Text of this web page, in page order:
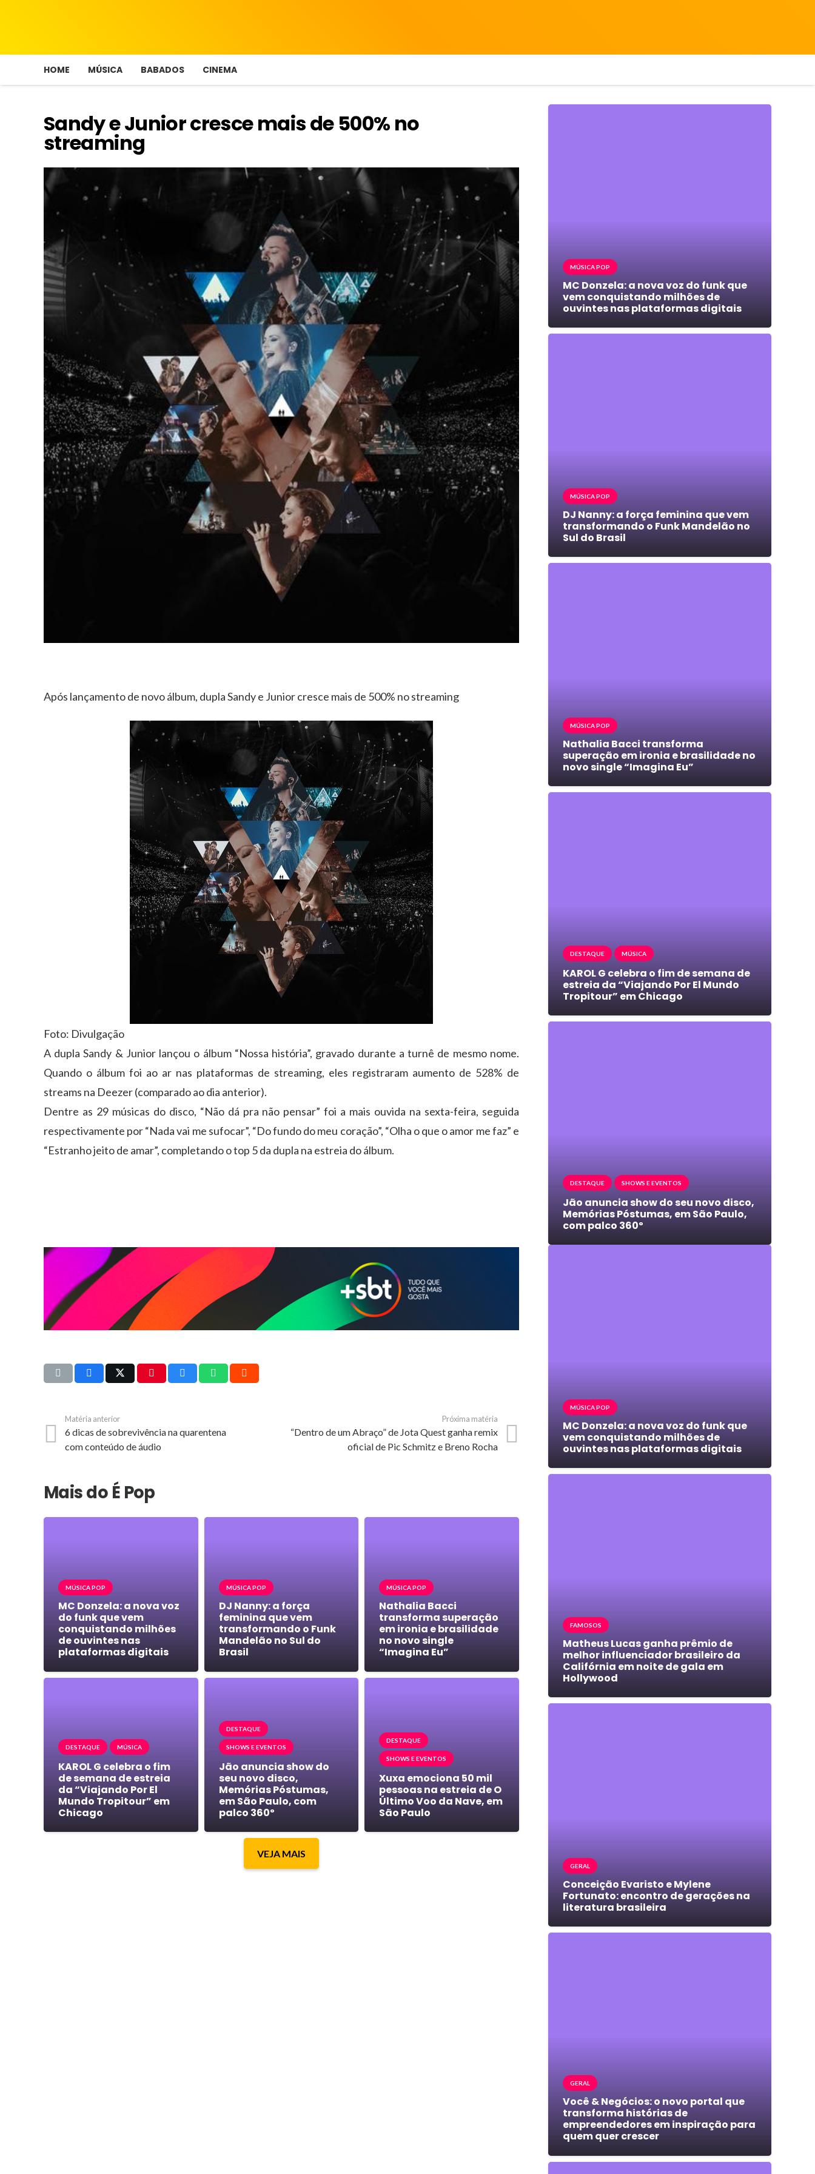
HOME MÚSICA BABADOS CINEMA
Sandy e Junior cresce mais de 500% no
streaming
Após lançamento de novo álbum, dupla Sandy e Junior cresce mais de 500% no streaming
Foto: Divulgação
A dupla Sandy & Junior lançou o álbum “Nossa história”, gravado durante a turnê de mesmo nome.
Quando o álbum foi ao ar nas plataformas de streaming, eles registraram aumento de 528% de
streams na Deezer (comparado ao dia anterior).
Dentre as 29 músicas do disco, “Não dá pra não pensar” foi a mais ouvida na sexta-feira, seguida
respectivamente por “Nada vai me sufocar”, “Do fundo do meu coração”, “Olha o que o amor me faz” e
“Estranho jeito de amar”, completando o top 5 da dupla na estreia do álbum.
Matéria anterior
6 dicas de sobrevivência na quarentena
com conteúdo de áudio
Próxima matéria
“Dentro de um Abraço” de Jota Quest ganha remix
oficial de Pic Schmitz e Breno Rocha
Mais do É Pop
MÚSICA POP
MC Donzela: a nova voz
do funk que vem
conquistando milhões
de ouvintes nas
plataformas digitais
MÚSICA POP
DJ Nanny: a força
feminina que vem
transformando o Funk
Mandelão no Sul do
Brasil
MÚSICA POP
Nathalia Bacci
transforma superação
em ironia e brasilidade
no novo single
“Imagina Eu”
DESTAQUE MÚSICA
KAROL G celebra o fim
de semana de estreia
da “Viajando Por El
Mundo Tropitour” em
Chicago
DESTAQUE
SHOWS E EVENTOS
Jão anuncia show do
seu novo disco,
Memórias Póstumas,
em São Paulo, com
palco 360º
DESTAQUE
SHOWS E EVENTOS
Xuxa emociona 50 mil
pessoas na estreia de O
Último Voo da Nave, em
São Paulo
VEJA MAIS
MÚSICA POP
MC Donzela: a nova voz do funk que
vem conquistando milhões de
ouvintes nas plataformas digitais
MÚSICA POP
DJ Nanny: a força feminina que vem
transformando o Funk Mandelão no
Sul do Brasil
MÚSICA POP
Nathalia Bacci transforma
superação em ironia e brasilidade no
novo single “Imagina Eu”
DESTAQUE MÚSICA
KAROL G celebra o fim de semana de
estreia da “Viajando Por El Mundo
Tropitour” em Chicago
DESTAQUE SHOWS E EVENTOS
Jão anuncia show do seu novo disco,
Memórias Póstumas, em São Paulo,
com palco 360º
MÚSICA POP
MC Donzela: a nova voz do funk que
vem conquistando milhões de
ouvintes nas plataformas digitais
FAMOSOS
Matheus Lucas ganha prêmio de
melhor influenciador brasileiro da
Califórnia em noite de gala em
Hollywood
GERAL
Conceição Evaristo e Mylene
Fortunato: encontro de gerações na
literatura brasileira
GERAL
Você & Negócios: o novo portal que
transforma histórias de
empreendedores em inspiração para
quem quer crescer